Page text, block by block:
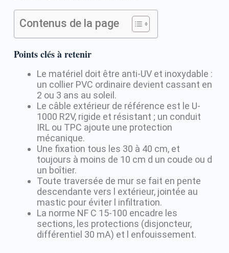
Contenus de la page
Points clés à retenir
Le matériel doit être anti-UV et inoxydable :
un collier PVC ordinaire devient cassant en
2 ou 3 ans au soleil.
Le câble extérieur de référence est le U-
1000 R2V, rigide et résistant ; un conduit
IRL ou TPC ajoute une protection
mécanique.
Une fixation tous les 30 à 40 cm, et
toujours à moins de 10 cm d un coude ou d
un boîtier.
Toute traversée de mur se fait en pente
descendante vers l extérieur, jointée au
mastic pour éviter l infiltration.
La norme NF C 15-100 encadre les
sections, les protections (disjoncteur,
différentiel 30 mA) et l enfouissement.